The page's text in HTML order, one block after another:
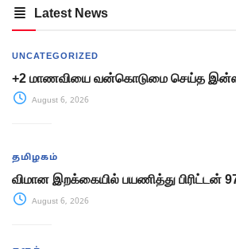
Latest News
UNCATEGORIZED
+2 மாணவியை வன்கொடுமை செய்த
August 6, 2026
தமிழகம்
விமான இறக்கையில் பயணித்து பிரிட்டன்
August 6, 2026